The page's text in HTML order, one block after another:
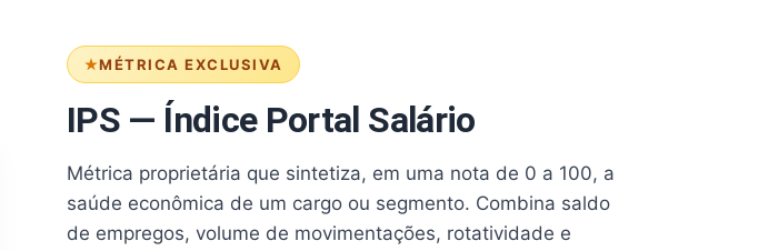
MÉTRICA EXCLUSIVA
IPS — Índice Portal Salário
Métrica proprietária que sintetiza, em uma nota de 0 a 100, a
saúde econômica de um cargo ou segmento. Combina saldo
de empregos, volume de movimentações, rotatividade e